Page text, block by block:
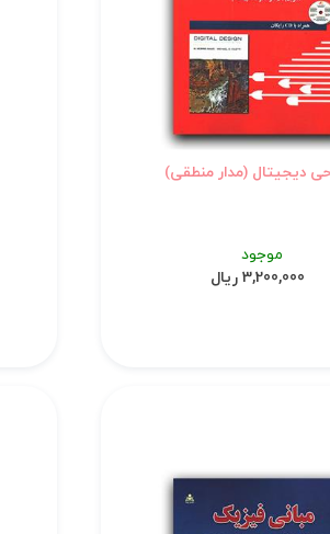
دیجیتال (مدار منطقی)
موجود
3,200,000 ریال